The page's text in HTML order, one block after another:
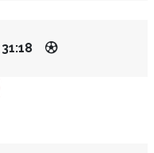
31:18